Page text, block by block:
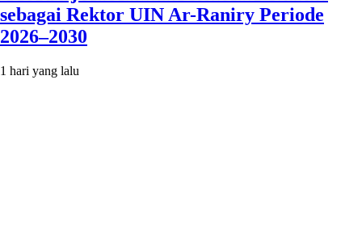
sebagai Rektor UIN Ar-Raniry Periode
2026–2030
1 hari yang lalu